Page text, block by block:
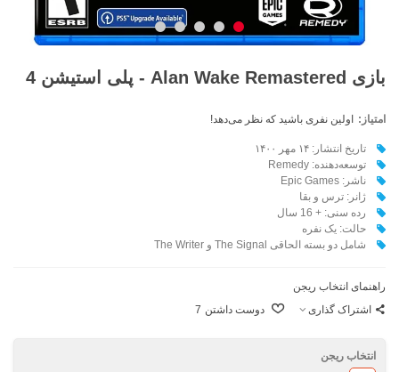
بازی Alan Wake Remastered - پلی استیشن 4
امتیاز: اولین نفری باشید که نظر می‌دهد!
تاریخ انتشار: ۱۴ مهر ۱۴۰۰
توسعه‌دهنده: Remedy
ناشر: Epic Games
ژانر: ترس و بقا
رده سنی: + 16 سال
حالت: یک نفره
شامل دو بسته الحاقی The Signal و The Writer
راهنمای انتخاب ریجن
اشتراک گذاری
دوست داشتن 7
انتخاب ریجن